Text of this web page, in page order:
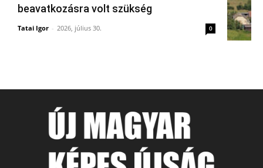
beavatkozásra volt szükség
Tatai Igor - 2026, július 30. 0